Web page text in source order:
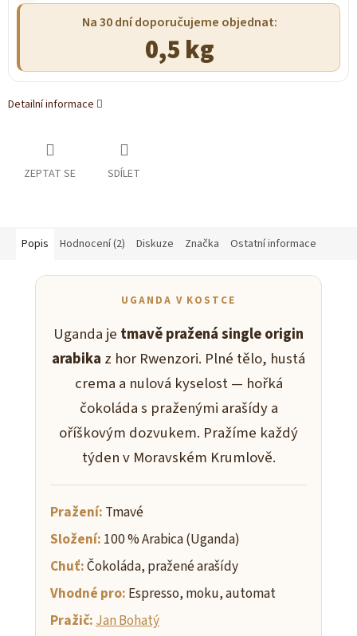
Na 30 dní doporučujeme objednat:
0,5 kg
Detailní informace
ZEPTAT SE SDÍLET
Popis Hodnocení (2) Diskuze Značka Ostatní informace
UGANDA V KOSTCE
Uganda je tmavě pražená single origin
arabika z hor Rwenzori. Plné tělo, hustá
crema a nulová kyselost — hořká
čokoláda s praženými arašídy a
oříškovým dozvukem. Pražíme každý
týden v Moravském Krumlově.
Pražení: Tmavé
Složení: 100 % Arabica (Uganda)
Chuť:Čokoláda, pražené arašídy
Vhodné pro: Espresso, moku, automat
Pražič:Jan Bohatý